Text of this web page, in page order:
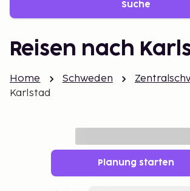
Suche
Reisen nach
Home Schweden
Karlstad
Planung starten